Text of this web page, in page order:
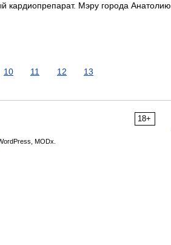
Мэру города Анатолию
10 11 12 13
18+
MODx.